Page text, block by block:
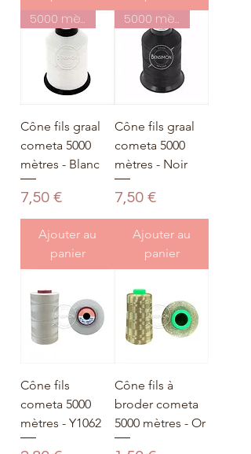
5000 mètres
Cône fils graal
cometa 5000
mètres - Blanc
Prix
7,50 €
Ajouter au
panier
5000 mètres
Cône fils graal
cometa 5000
mètres - Noir
Prix
7,50 €
Ajouter au
panier
Cône fils
cometa 5000
mètres - Y1062
Cône fils à
broder cometa
5000 mètres - Or